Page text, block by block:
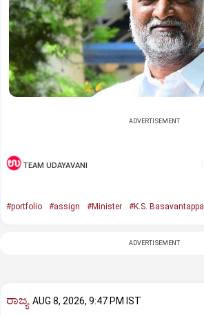
ADVERTISEMENT
TEAM UDAYAVANI
#portfolio #assign #Minister #K.S. Basavantappa
ADVERTISEMENT
ರಾಜ್ಯ AUG 8, 2026, 9:47 PM IST